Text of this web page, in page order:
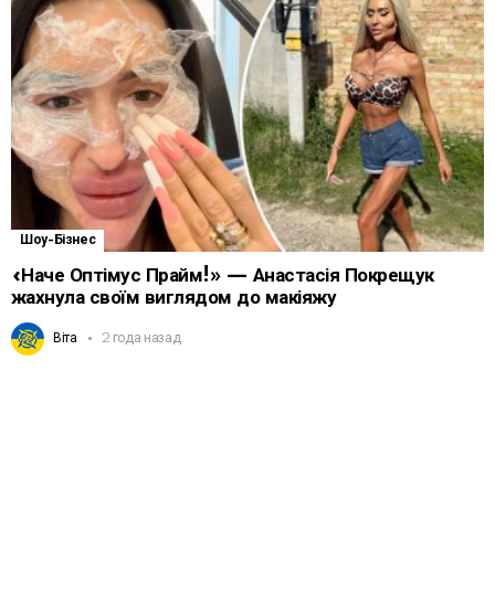
Шоу-Бізнес
«Наче Оптімус Прайм!» — Анастасія Покрещук
жахнула своїм виглядом до макіяжу
Віта 2 года назад